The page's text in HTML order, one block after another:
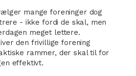
mange foreninger dog
- ikke fordi de skal, men
meget lettere.
den frivillige forening
rammer, der skal til for
effektivt.